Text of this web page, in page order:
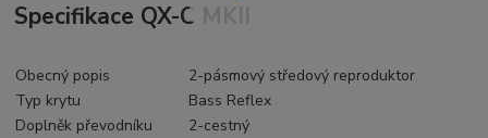
Specifikace QX-C MKII
Obecný popis
2-pásmový středový reproduktor
Typ krytu
Bass Reflex
Doplněk převodníku
2-cestný